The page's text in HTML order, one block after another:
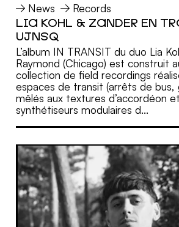
MORE
News Records
LIA KOHL & ZANDER EN
UJNSQ
L’album IN TRANSIT du duo Lia
Raymond (Chicago) est construit
collection de field recordings
espaces de transit (arrêts de bus,
mêlés aux textures d’accordéon
synthétiseurs modulaires d...